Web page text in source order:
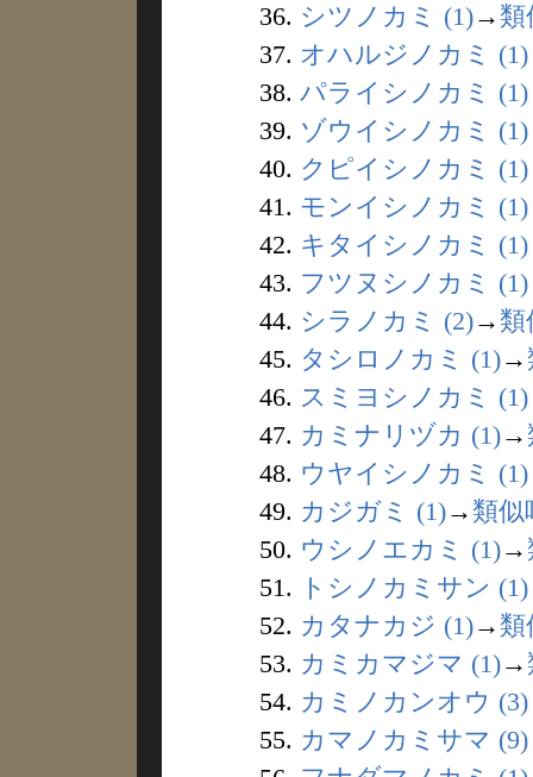
36. シツノカミ (1)→ 類
37. オハルジノカミ (1)
38. パライシノカミ (1)
39. ゾウイシノカミ (1)
40. クピイシノカミ (1)
41. モンイシノカミ (1)
42. キタイシノカミ (1)
43. フツヌシノカミ (1)
44. シラノカミ (2)→ 類
45. タシロノカミ (1)→
46. スミヨシノカミ (1)
47. カミナリヅカ (1)→
48. ウヤイシノカミ (1)
49. カジガミ (1)→ 類似
50. ウシノエカミ (1)→
51.
トシノカミサン (1)
52. カタナカジ (1)→ 類
53. カミカマジマ (1)→
54. カミノカンオウ (3)
55. カマノカミサマ (9)